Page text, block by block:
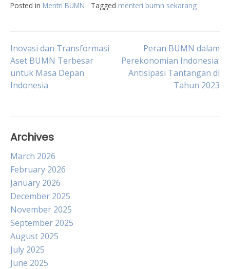
Posted in Mentri BUMN Tagged menteri bumn sekarang
Post
navigation
Inovasi dan Transformasi
Aset BUMN Terbesar
untuk Masa Depan
Indonesia
Peran BUMN dalam
Perekonomian Indonesia:
Antisipasi Tantangan di
Tahun 2023
Archives
March 2026
February 2026
January 2026
December 2025
November 2025
September 2025
August 2025
July 2025
June 2025